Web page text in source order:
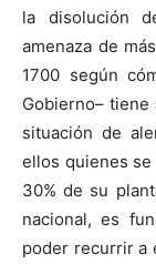
la disolución
amenaza de
1700 según
Gobierno–
situación de
ellos quienes
30% de su
nacional, es
poder recurrir a